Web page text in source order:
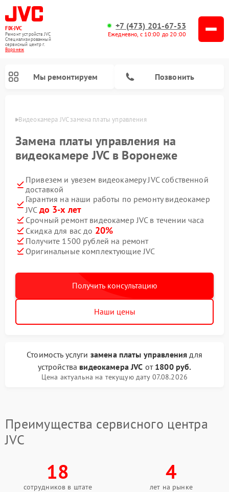
FIX-JVC
Ремонт устройств JVC
Специализированный
cервисный центр г.
Воронеж
+7 (473) 201-67-53
Ежедневно, с 10:00 до 20:00
Мы ремонтируем Позвонить
Видеокамера JVC замена платы управления
Замена платы управления на
видеокамере JVC в Воронеже
Привезем и увезем видеокамеру JVC собственной
доставкой
Гарантия на наши работы по ремонту видеокамер
JVC до 3-х лет
Срочный ремонт видеокамер JVC в течении часа
Скидка для вас до 20%
Получите 1500 рублей на ремонт
Оригинальные комплектующие JVC
Получить консультацию
Наши цены
Стоимость услуги замена платы управления для
устройства видеокамера JVC от 1800 руб.
Цена актуальна на текущую дату 07.08.2026
Преимущества сервисного центра
JVC
18
сотрудников в штате
4
лет на рынке